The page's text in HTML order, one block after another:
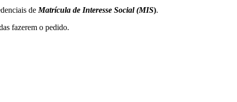
de Matrícula de Interesse Social (MIS).
fazerem o pedido.